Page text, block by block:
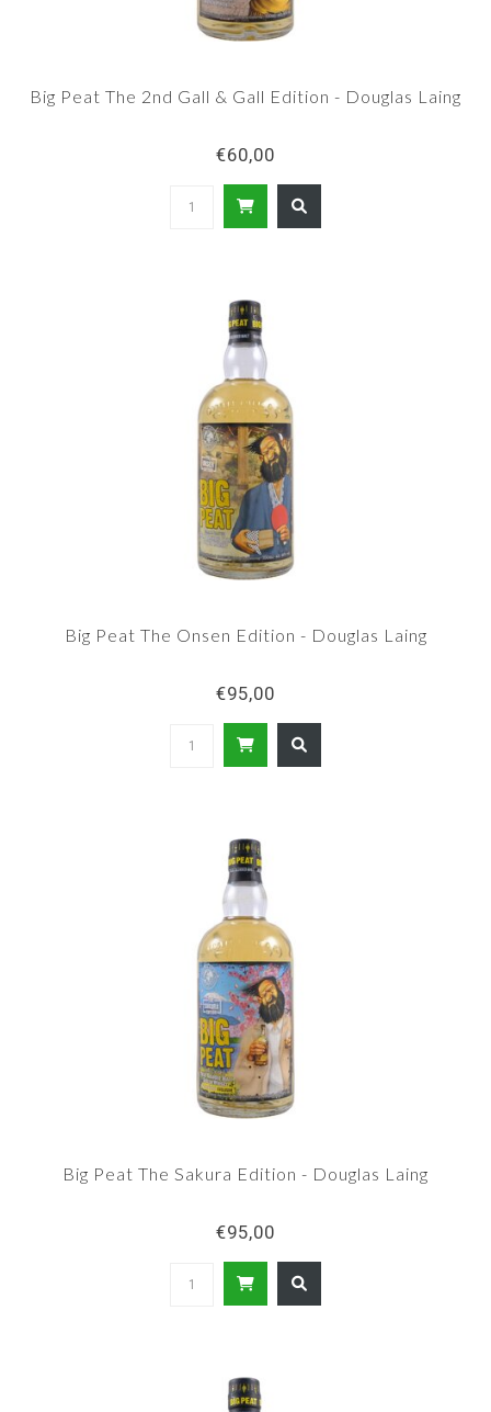
Big Peat The 2nd Gall & Gall Edition - Douglas Laing
€60,00
Big Peat The Onsen Edition - Douglas Laing
€95,00
Big Peat The Sakura Edition - Douglas Laing
€95,00